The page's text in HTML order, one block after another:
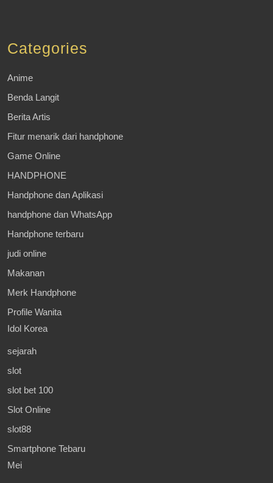
Categories
Anime
Benda Langit
Berita Artis
Fitur menarik dari handphone
Game Online
HANDPHONE
Handphone dan Aplikasi
handphone dan WhatsApp
Handphone terbaru
judi online
Makanan
Merk Handphone
Profile Wanita
Idol Korea
sejarah
slot
slot bet 100
Slot Online
slot88
Smartphone Tebaru
Mei